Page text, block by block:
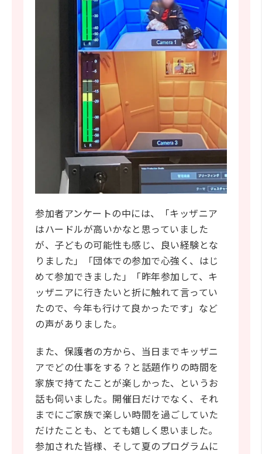
参加者アンケートの中には、「キッザニア
はハードルが高いかなと思っていました
が、子どもの可能性も感じ、良い経験とな
りました」「団体での参加で心強く、はじ
めて参加できました」「昨年参加して、キ
ッザニアに行きたいと折に触れて言ってい
たので、今年も行けて良かったです」など
の声がありました。
また、保護者の方から、当日までキッザニ
アでどの仕事をする？と話題作りの時間を
家族で持てたことが楽しかった、というお
話も伺いました。開催日だけでなく、それ
までにご家族で楽しい時間を過ごしていた
だけたことも、とても嬉しく思いました。
参加された皆様、そして夏のプログラムに